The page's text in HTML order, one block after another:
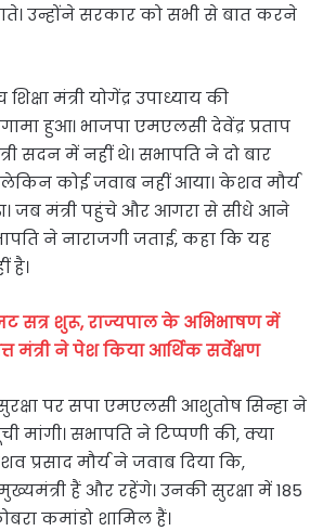
उन्होंने सरकार को सभी से बात करने
मंत्री योगेंद्र उपाध्याय की
हुआ। भाजपा एमएलसी देवेंद्र प्रताप
सदन में नहीं थे। सभापति ने दो बार
कोई जवाब नहीं आया। केशव मौर्य
जब मंत्री पहुंचे और आगरा से सीधे आने
ने नाराजगी जताई, कहा कि यह
है।
सत्र शुरू, राज्यपाल के अभिभाषण में
मंत्री ने पेश किया आर्थिक सर्वेक्षण
पर सपा एमएलसी आशुतोष सिन्हा ने
मांगी। सभापति ने टिप्पणी की, क्या
मौर्य ने जवाब दिया कि,
हैं और रहेंगे। उनकी सुरक्षा में 185
कमांडो शामिल हैं।